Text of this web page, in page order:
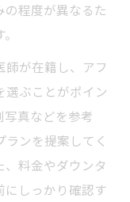
の程度が異なるた
師が在籍し、アフ
選ぶことがポイン
写真などを参考
ンを提案してく
料金やダウンタ
にしっかり確認す